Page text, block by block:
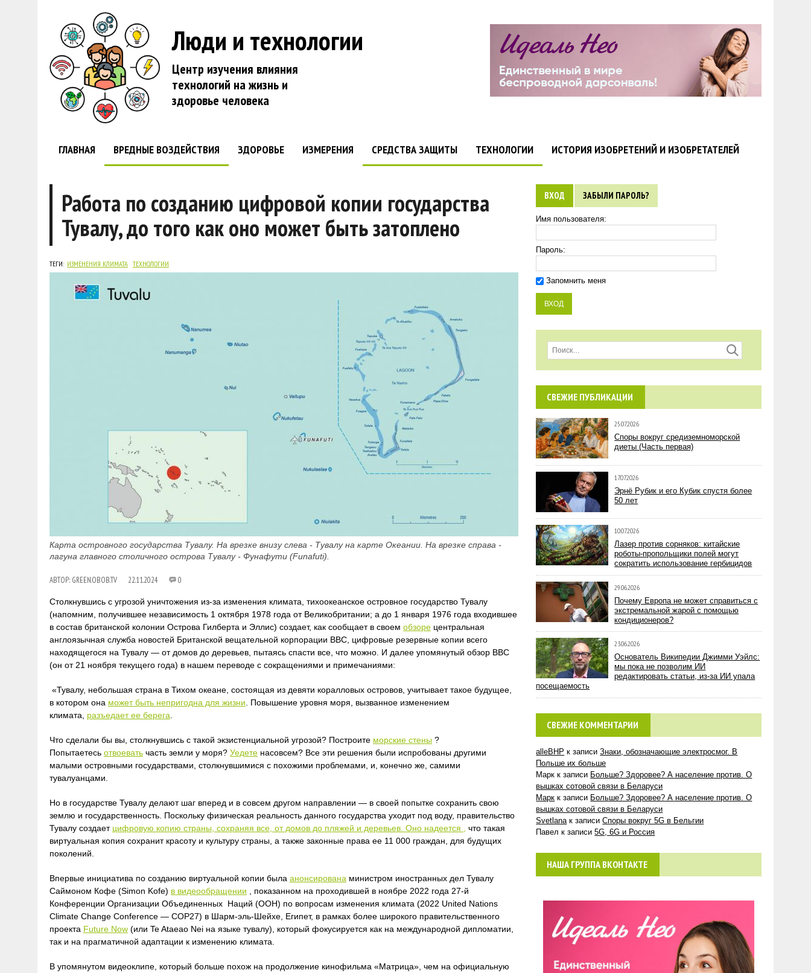
Люди и технологии
Центр изучения влияния
технологий на жизнь и
здоровье человека
ГЛАВНАЯ ВРЕДНЫЕ ВОЗДЕЙСТВИЯ ЗДОРОВЬЕ ИЗМЕРЕНИЯ СРЕДСТВА ЗАЩИТЫ ТЕХНОЛОГИИ ИСТОРИЯ ИЗОБРЕТЕНИЙ И ИЗОБРЕТАТЕЛЕЙ
Работа по созданию цифровой копии государства
Тувалу, до того как оно может быть затоплено
ТЕГИ: ИЗМЕНЕНИЯ КЛИМАТА ТЕХНОЛОГИИ
Карта островного государства Тувалу. На врезке внизу слева - Тувалу на карте Океании. На врезке справа -
лагуна главного столичного острова Тувалу - Фунафути (Funafuti).
АВТОР: GREEN.OBOB.TV 22.11.2024 0
Столкнувшись с угрозой уничтожения из-за изменения климата, тихоокеанское островное государство Тувалу
(напомним, получившее независимость 1 октября 1978 года от Великобритании; а до 1 января 1976 года входившее
в состав британской колонии Острова Гилберта и Эллис) создает, как сообщает в своем обзоре центральная
англоязычная служба новостей Британской вещательной корпорации BBC, цифровые резервные копии всего
находящегося на Тувалу — от домов до деревьев, пытаясь спасти все, что можно. И далее упомянутый обзор BBC
(он от 21 ноября текущего года) в нашем переводе с сокращениями и примечаниями:
«Тувалу, небольшая страна в Тихом океане, состоящая из девяти коралловых островов, учитывает такое будущее,
в котором она может быть непригодна для жизни . Повышение уровня моря, вызванное изменением
климата, разъедает ее берега
Что сделали бы вы, столкнувшись с такой экзистенциальной угрозой? Построите морские стены ?
Попытаетесь отвоевать часть земли у моря? Уедете насовсем? Все эти решения были испробованы другими
малыми островными государствами, столкнувшимися с похожими проблемами, и, конечно же, самими
тувалуанцами.
Но в государстве Тувалу делают шаг вперед и в совсем другом направлении — в своей попытке сохранить свою
землю и государственность. Поскольку физическая реальность данного государства уходит под воду, правительство
Тувалу создает цифровую копию страны, сохраняя все, от домов до пляжей и деревьев. Оно надеется
что такая
виртуальная копия сохранит красоту и культуру страны, а также законные права ее 11 000 граждан, для будущих
поколений.
Впервые инициатива по созданию виртуальной копии была анонсирована министром иностранных дел Тувалу
Саймоном Кофе (Simon Kofe) в видеообращении , показанном на проходившей в ноябре 2022 года 27-й
Конференции Организации Объединенных Наций (ООН) по вопросам изменения климата (2022 United Nations
Climate Change Conference — COP27) в Шарм-эль-Шейхе, Египет, в рамках более широкого правительственного
проекта Future Now (или Te Ataeao Nei на языке тувалу), который фокусируется как на международной дипломатии,
так и на прагматичной адаптации к изменению климата.
В упомянутом видеоклипе, который больше похож на продолжение кинофильма «Матрица», чем на официальную
ВХОД ЗАБЫЛИ ПАРОЛЬ?
Имя пользователя:
Пароль:
Запомнить меня
СВЕЖИЕ ПУБЛИКАЦИИ
25.07.2026
Споры вокруг средиземноморской
диеты (Часть первая)
17.07.2026
Эрнё Рубик и его Кубик спустя более
50 лет
10.07.2026
Лазер против сорняков: китайские
роботы-пропольщики полей могут
сократить использование гербицидов
29.06.2026
Почему Европа не может справиться с
экстремальной жарой с помощью
кондиционеров?
23.06.2026
Основатель Википедии Джимми Уэйлс:
мы пока не позволим ИИ
редактировать статьи, из-за ИИ упала
посещаемость
СВЕЖИЕ КОММЕНТАРИИ
alleBHP к записиЗнаки, обозначающие электросмог. В
Польше их больше
Марк к записи Больше? Здоровее? А население против. О
вышках сотовой связи в Беларуси
Марк к записи Больше? Здоровее? А население против. О
вышках сотовой связи в Беларуси
Svetlana к записиСпоры вокруг 5G в Бельгии
Павел к записи5G, 6G и Россия
НАША ГРУППА ВКОНТАКТЕ